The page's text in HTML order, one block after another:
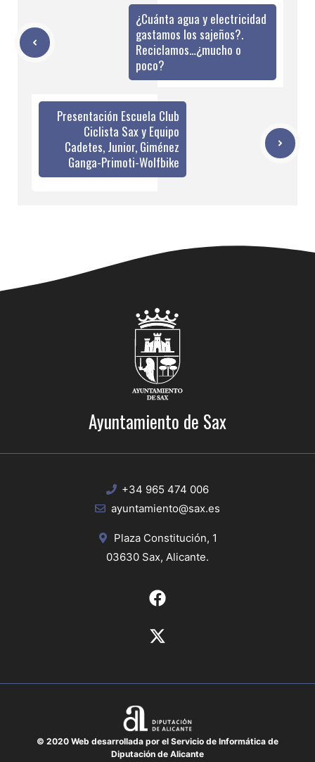
¿Cuánta agua y electricidad
gastamos los sajeños?.
Reciclamos…¿mucho o
poco?
Presentación Escuela Club
Ciclista Sax y Equipo
Cadetes, Junior, Giménez
Ganga-Primoti-Wolfbike
Ayuntamiento de Sax
+34 965 474 006
ayuntamiento@sax.es
Plaza Constitución, 1
03630 Sax, Alicante.
© 2020 Web desarrollada por el Servicio de Informática de
Diputación de Alicante